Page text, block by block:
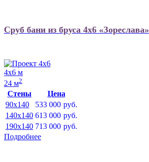
Сруб бани из бруса 4х6 «Зореслава»
4х6 м
24 м2
Стены
Цена
90x140
533 000 руб.
140x140 613 000 руб.
190x140 713 000 руб.
Подробнее